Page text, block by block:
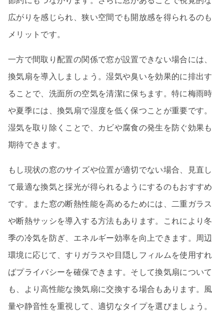
広がりを感じられ、狭い空間でも開放感を得られるのも
メリットです。
一方で間取り配置の関係で窓が設置できない場合には、
換気扇を導入しましょう。湿気や臭いを効果的に排出す
ることで、洗面所の空気を清潔に保ちます。特に梅雨時
や夏季には、換気扇で湿度を低く保つことが重要です。
湿気を取り除くことで、カビや腐食の発生を防ぐ効果も
期待できます。
もし現状の窓のサイズや位置が適切でない場合、見直し
て最適な換気と採光が得られるようにするのもおすすめ
です。また窓の断熱性能を高めるためには、二重ガラス
や断熱サッシを導入する方法もあります。これにより冬
季の冷気を防ぎ、エネルギー効率を向上できます。周辺
環境に応じて、すりガラスや目隠しフィルムを使用すれ
ばプライバシーを確保できます。そして換気扇について
も、より高性能な換気扇に交換する場合もあります。風
量や静音性を重視して、適切なタイプを選びましょう。